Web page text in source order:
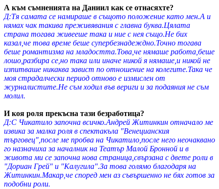
А към съмненията на Даниил как се отнасяхте?
Д:Тя самата се намираше в същото положение като мен.А и
нямах чак такива преживявания с главна буква.Цялата
страна тогава живееше така и ние с нея също.Не бих
казал,че това време беше супербезнадеждно.Точно тогава
беше романтизма на младостта.Това,че нямаше работа,беше
лошо,разбира се,но така или иначе никой я нямаше,и никой не
изпитваше никаква завист по отношение на колегите.Така че
моя страдалчески период отново е измислен от
журналистите.Не съм ходил във вериги и за подаяния не съм
молил.
И коя роля прекъсна тази безработица?
Д:С Чикатило започна всичко.Андрей Житинкин отначало ме
извика за малка роля в спектакъла "Венецианския
търговец",после ме пробва на Чикатило,после него неочаквано
го назначиха за началник на Театър Малой Бронной и в
живота ми се започна нова страница,свързана с двете роли в
"Дориан Грей" и "Калугила".За това голямо благодаря на
Житинкин.Макар,че според мен аз съвършенно не бях готов за
подобни роли.